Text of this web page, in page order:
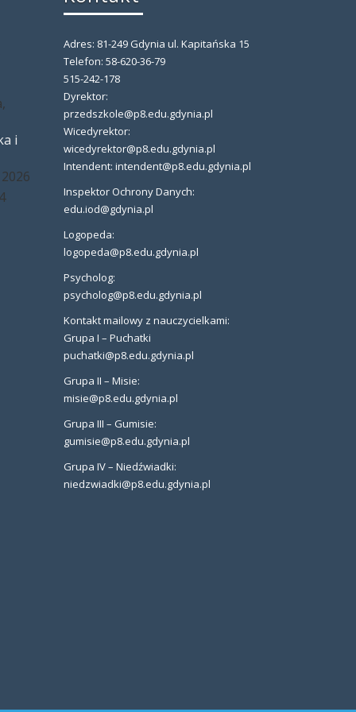
i
Adres: 81-249 Gdynia ul. Kapitańska 15
Telefon: 58-620-36-79
515-242-178
Dyrektor:
przedszkole@p8.edu.gdynia.pl
Wicedyrektor:
wicedyrektor@p8.edu.gdynia.pl
Intendent: intendent@p8.edu.gdynia.pl
Inspektor Ochrony Danych:
edu.iod@gdynia.pl
Logopeda:
logopeda@p8.edu.gdynia.pl
Psycholog:
psycholog@p8.edu.gdynia.pl
Kontakt mailowy z nauczycielkami:
Grupa I – Puchatki
puchatki@p8.edu.gdynia.pl
Grupa II – Misie:
misie@p8.edu.gdynia.pl
Grupa III – Gumisie:
gumisie@p8.edu.gdynia.pl
Grupa IV – Niedźwiadki:
niedzwiadki@p8.edu.gdynia.pl